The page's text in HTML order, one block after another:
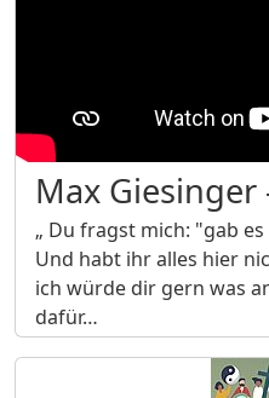
Max Giesinger
„ Du fragst mich: "gab
Und habt ihr alles hier
ich würde dir gern was
dafür…